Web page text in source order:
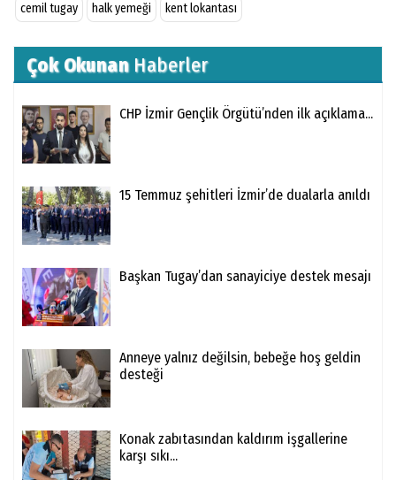
cemil tugay halk yemeği kent lokantası
Çok OkunanHaberler
CHP İzmir Gençlik Örgütü’nden ilk açıklama...
15 Temmuz şehitleri İzmir’de dualarla anıldı
Başkan Tugay’dan sanayiciye destek mesajı
Anneye yalnız değilsin, bebeğe hoş geldin
desteği
Konak zabıtasından kaldırım işgallerine
karşı sıkı...